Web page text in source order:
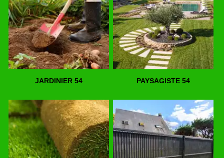
JARDINIER 54 PAYSAGISTE 54